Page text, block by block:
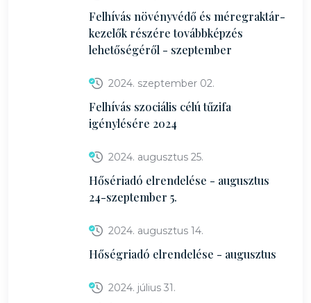
Felhívás növényvédő és méregraktár-
kezelők részére továbbképzés
lehetőségéről - szeptember
2024. szeptember 02.
Felhívás szociális célú tűzifa
igénylésére 2024
2024. augusztus 25.
Hősériadó elrendelése - augusztus
24-szeptember 5.
2024. augusztus 14.
Hőségriadó elrendelése - augusztus
2024. július 31.